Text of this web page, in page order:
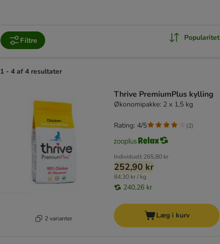
Filtre Popularitet
1 - 4 af 4 resultater
2 varianter
Thrive PremiumPlus kylling
Økonomipakke: 2 x 1,5 kg
Individuelt 265,80 kr
252,90 kr
84,30 kr / kg
240,26 kr
Rating: 4/5 (2)
Læg i kurv